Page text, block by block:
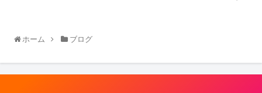
ホーム ブログ